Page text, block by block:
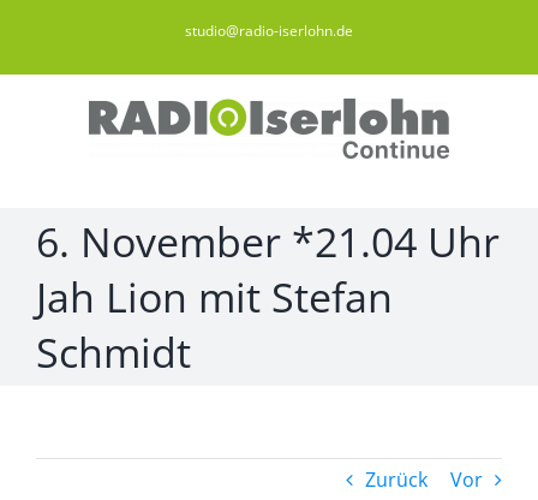
springen
studio@radio-iserlohn.de
6. November *21.04 Uhr
Jah Lion mit Stefan
Schmidt
Zurück Vor